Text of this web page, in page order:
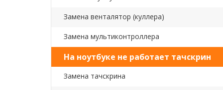
Замена венталятор (куллера)
Замена мультиконтроллера
На ноутбуке не работает тачскрин
Замена тачскрина